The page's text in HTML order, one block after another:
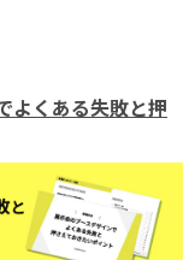
よくある失敗と押